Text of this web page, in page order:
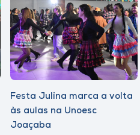
Festa Julina marca a volta
às aulas na Unoesc
Joaçaba